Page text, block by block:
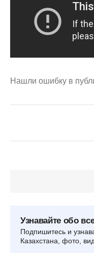
Нашли ошибку в
Узнавайте обо
Подпишитесь и
Казахстана, фото,